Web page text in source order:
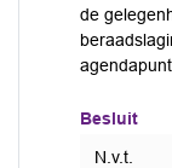
de
Besluit
N.v.t.